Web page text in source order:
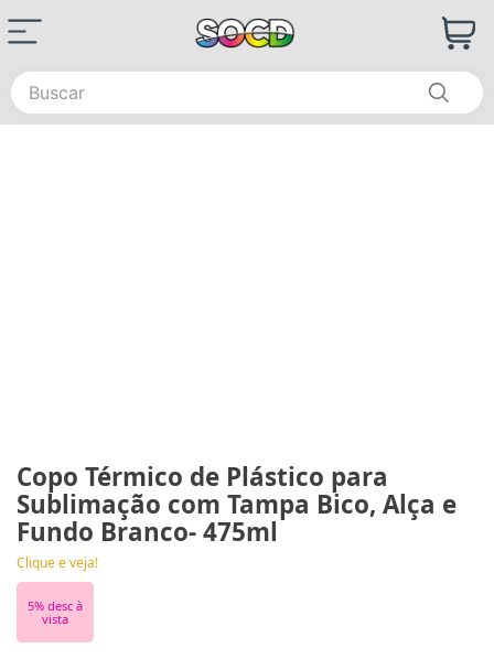
Buscar
Copo Térmico de Plástico para
Sublimação com Tampa Bico, Alça e
Fundo Branco- 475ml
Clique e veja!
5% desc à
vista